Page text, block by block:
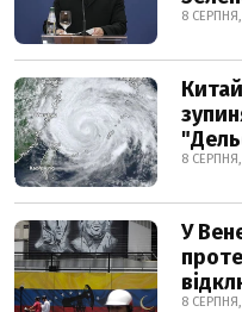
8
8 СЕРПНЯ,
У
8